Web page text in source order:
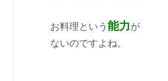
お料理という 能力が
ないのですよね。